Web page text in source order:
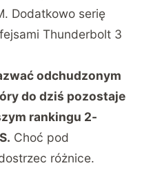
Dodatkowo serię
Thunderbolt 3
odchudzonym
do dziś pozostaje
rankingu 2-
. Choć pod
różnice.